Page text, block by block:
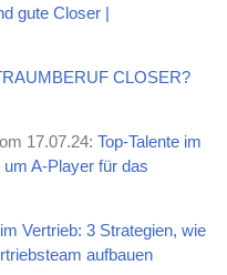
gute Closer |
CLOSER?
17.07.24: Top-Talente im
A-Player für das
Vertrieb: 3 Strategien, wie
aufbauen